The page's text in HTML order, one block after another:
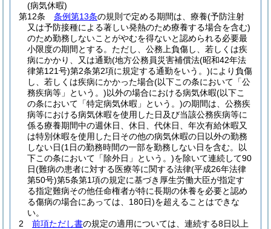
(病気休暇)
第12条
条例第13条の規則で定める期間は、療養(予防注射
又は予防接種による著しい発熱のため療養する場合を含む)
のため勤務しないことがやむを得ないと認められる必要最
小限度の期間とする。 ただし、公務上負傷し、若しくは疾
病にかかり、又は通勤(地方公務員災害補償法(昭和42年法
律第121号)第2条第2項に規定する通勤をいう。)により負傷
し、若しくは疾病にかかった場合(以下この条において「公
務疾病等」という。)以外の場合における病気休暇(以下こ
の条において「特定病気休暇」という。)の期間は、公務疾
病等における病気休暇を使用した日及び当該公務疾病等に
係る療養期間中の週休日、休日、代休日、年次有給休暇又
は特別休暇を使用した日その他の病気休暇の日以外の勤務
しない日(1日の勤務時間の一部を勤務しない日を含む。以
下この条において「除外日」という。)を除いて連続して90
日(難病の患者に対する医療等に関する法律(平成26年法律
第50号)第5条第1項の規定に基づき厚生労働大臣が指定す
る指定難病その他任命権者が特に長期の休養を必要と認め
る傷病の場合にあっては、180日)を超えることはできな
い。
2
前項ただし書の規定の適用については、連続する8日以上